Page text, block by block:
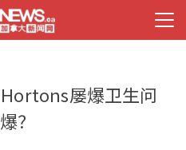
屡爆卫生问
？